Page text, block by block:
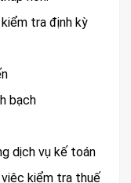
tra định kỳ
bạch
dịch vụ kế toán
kiểm tra thuế